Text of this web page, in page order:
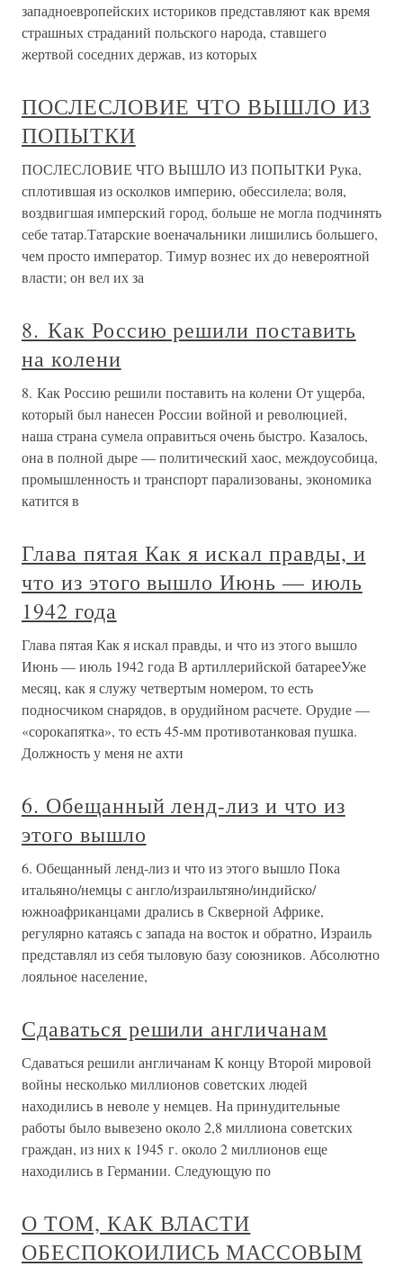
западноевропейских историков представляют как время
страшных страданий польского народа, ставшего
жертвой соседних держав, из которых
ПОСЛЕСЛОВИЕ ЧТО ВЫШЛО ИЗ
ПОПЫТКИ
ПОСЛЕСЛОВИЕ ЧТО ВЫШЛО ИЗ ПОПЫТКИ Рука,
сплотившая из осколков империю, обессилела; воля,
воздвигшая имперский город, больше не могла подчинять
себе татар.Татарские военачальники лишились большего,
чем просто император. Тимур вознес их до невероятной
власти; он вел их за
8. Как Россию решили поставить
на колени
8. Как Россию решили поставить на колени От ущерба,
который был нанесен России войной и революцией,
наша страна сумела оправиться очень быстро. Казалось,
она в полной дыре — политический хаос, междоусобица,
промышленность и транспорт парализованы, экономика
катится в
Глава пятая Как я искал правды, и
что из этого вышло Июнь — июль
1942 года
Глава пятая Как я искал правды, и что из этого вышло
Июнь — июль 1942 года В артиллерийской батарееУже
месяц, как я служу четвертым номером, то есть
подносчиком снарядов, в орудийном расчете. Орудие —
«сорокапятка», то есть 45-мм противотанковая пушка.
Должность у меня не ахти
6. Обещанный ленд-лиз и что из
этого вышло
6. Обещанный ленд-лиз и что из этого вышло Пока
итальяно/немцы с англо/израильтяно/индийско/
южноафриканцами дрались в Скверной Африке,
регулярно катаясь с запада на восток и обратно, Израиль
представлял из себя тыловую базу союзников. Абсолютно
лояльное население,
Сдаваться решили англичанам
Сдаваться решили англичанам К концу Второй мировой
войны несколько миллионов советских людей
находились в неволе у немцев. На принудительные
работы было вывезено около 2,8 миллиона советских
граждан, из них к 1945 г. около 2 миллионов еще
находились в Германии. Следующую по
О ТОМ, КАК ВЛАСТИ
ОБЕСПОКОИЛИСЬ МАССОВЫМ